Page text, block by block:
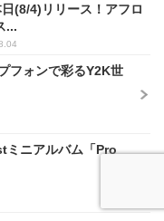
(8/4)リリース！アフロ
...
フォンで彩るY2K世
ミニアルバム「Pro